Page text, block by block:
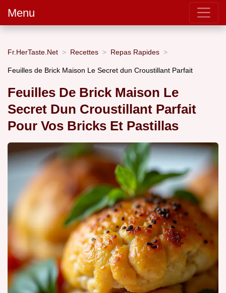
Menu
Fr.HerTaste.Net Recettes Repas Rapides
Feuilles de Brick Maison Le Secret dun Croustillant Parfait
Feuilles De Brick Maison Le
Secret Dun Croustillant Parfait
Pour Vos Bricks Et Pastillas